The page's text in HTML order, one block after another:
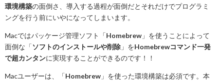
環境構築の面倒さ、導入する過程が面倒だとそれだけでプログラミ
ングを行う前にいやになってしまいます。
Macではパッケージ管理ソフト「Homebrew 」を使うことによって
面倒な「ソフトのインストールや削除 」をHomebrewコマンド一発
で超カンタンに実現することができるのです！！
Macユーザーは、「Homebrew 」を使った環境構築は必須です。本